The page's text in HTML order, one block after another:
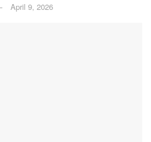
April 9, 2026